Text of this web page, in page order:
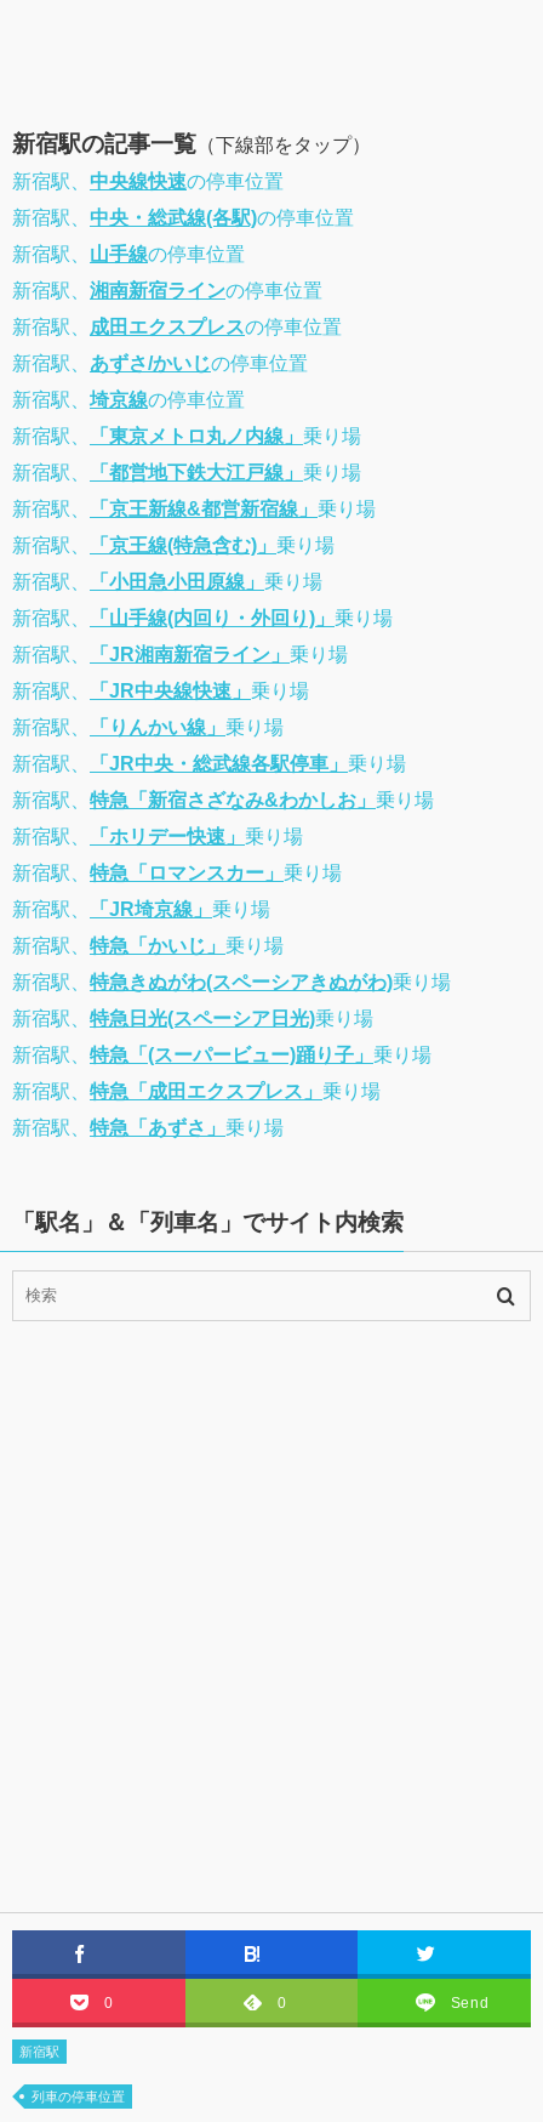
新宿駅の記事一覧 （下線部をタップ）
新宿駅、 中央線快速の停車位置
新宿駅、 中央・総武線(各駅)の停車位置
新宿駅、 山手線の停車位置
新宿駅、 湘南新宿ラインの停車位置
新宿駅、 成田エクスプレスの停車位置
新宿駅、 あずさ/かいじの停車位置
新宿駅、 埼京線の停車位置
新宿駅、
「東京メトロ丸ノ内線」 乗り場
新宿駅、
「都営地下鉄大江戸線」 乗り場
新宿駅、
「京王新線&都営新宿線」 乗り場
新宿駅、
「京王線(特急含む)」 乗り場
新宿駅、
「小田急小田原線」 乗り場
新宿駅、
「山手線(内回り・外回り)」 乗り場
新宿駅、
「JR湘南新宿ライン」 乗り場
新宿駅、
「JR中央線快速」 乗り場
新宿駅、
「りんかい線」 乗り場
新宿駅、
「JR中央・総武線各駅停車」 乗り場
新宿駅、 特急「新宿さざなみ&わかしお」 乗り場
新宿駅、
「ホリデー快速」 乗り場
新宿駅、 特急「ロマンスカー」 乗り場
新宿駅、
「JR埼京線」 乗り場
新宿駅、 特急「かいじ」 乗り場
新宿駅、 特急きぬがわ(スペーシアきぬがわ)乗り場
新宿駅、 特急日光(スペーシア日光)乗り場
新宿駅、 特急「(スーパービュー)踊り子」 乗り場
新宿駅、 特急「成田エクスプレス」 乗り場
新宿駅、 特急「あずさ」 乗り場
「駅名」＆「列車名」でサイト内検索
0 0 Send
新宿駅
列車の停車位置